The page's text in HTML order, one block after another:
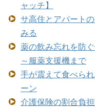
ャッチ】
サ高住とアパート
みる
薬の飲み忘れを防
～服薬支援機まで
手が震えて食べら
ーン
介護保険の割合負